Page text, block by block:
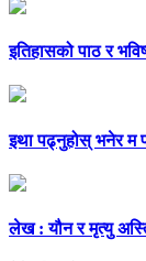
इतिहासको पाठ र
इथा पढ्नुहोस् भनेर म
लेख : यौन र मृत्यु